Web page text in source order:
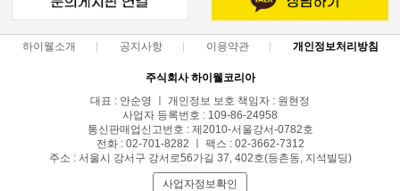
하이웰소개 공지사항 이용약관 개인정보처리방침
주식회사 하이웰코리아
대표 : 안순영 ㅣ 개인정보 보호 책임자 : 원현정
사업자 등록번호 : 109-86-24958
통신판매업신고번호 : 제2010-서울강서-0782호
전화 : 02-701-8282 ㅣ 팩스 : 02-3662-7312
주소 : 서울시 강서구 강서로56가길 37, 402호(등촌동, 지석빌딩)
사업자정보확인